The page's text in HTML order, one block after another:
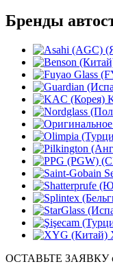
Бренды
ОСТАВЬТЕ ЗАЯВКУ